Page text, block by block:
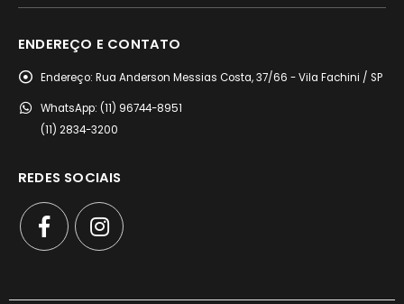
ENDEREÇO E CONTATO
Endereço: Rua Anderson Messias Costa, 37/66 - Vila Fachini / SP
WhatsApp: (11) 96744-8951
(11) 2834-3200
REDES SOCIAIS